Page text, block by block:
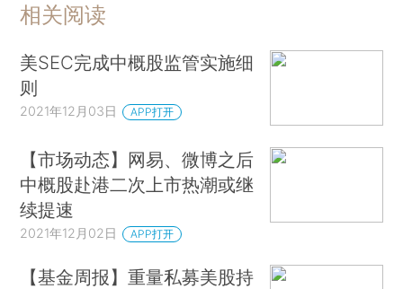
相关阅读
美SEC完成中概股监管实施细
则
2021年12月03日 APP打开
【市场动态】网易、微博之后
中概股赴港二次上市热潮或继
续提速
2021年12月02日 APP打开
【基金周报】重量私募美股持